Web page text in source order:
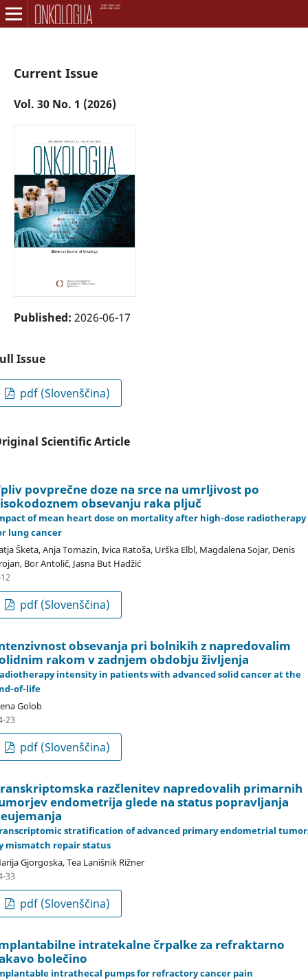
Current Issue
Vol. 30 No. 1 (2026)
Published: 2026-06-17
Issue
pdf (Slovenščina)
Scientific Article
povprečne doze na srce na umrljivost po
obsevanju raka pljuč
of mean heart dose on mortality after high-dose radiotherapy
lung cancer
Šketa, Anja Tomazin, Ivica Ratoša, Urška Elbl, Magdalena Sojar, Denis
Bor Antolič, Jasna But Hadžić
pdf (Slovenščina)
obsevanja pri bolnikih z napredovalim
rakom v zadnjem obdobju življenja
intensity in patients with advanced solid cancer at the
of-life
Golob
23
pdf (Slovenščina)
razčlenitev napredovalih primarnih
endometrija glede na status popravljanja
stratification of advanced primary endometrial
mismatch repair status
Gjorgoska, Tea Lanišnik Rižner
33
pdf (Slovenščina)
intratekalne črpalke za refraktarno
bolečino
intrathecal pumps for refractory cancer pain